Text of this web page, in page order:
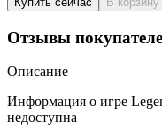
Отзывы
Описание
Информация о игре
недоступна